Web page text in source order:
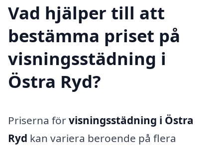
Vad hjälper till att
bestämma priset på
visningsstädning i
Östra Ryd?
Priserna förvisningsstädning i Östra
Ryd kan variera beroende på flera